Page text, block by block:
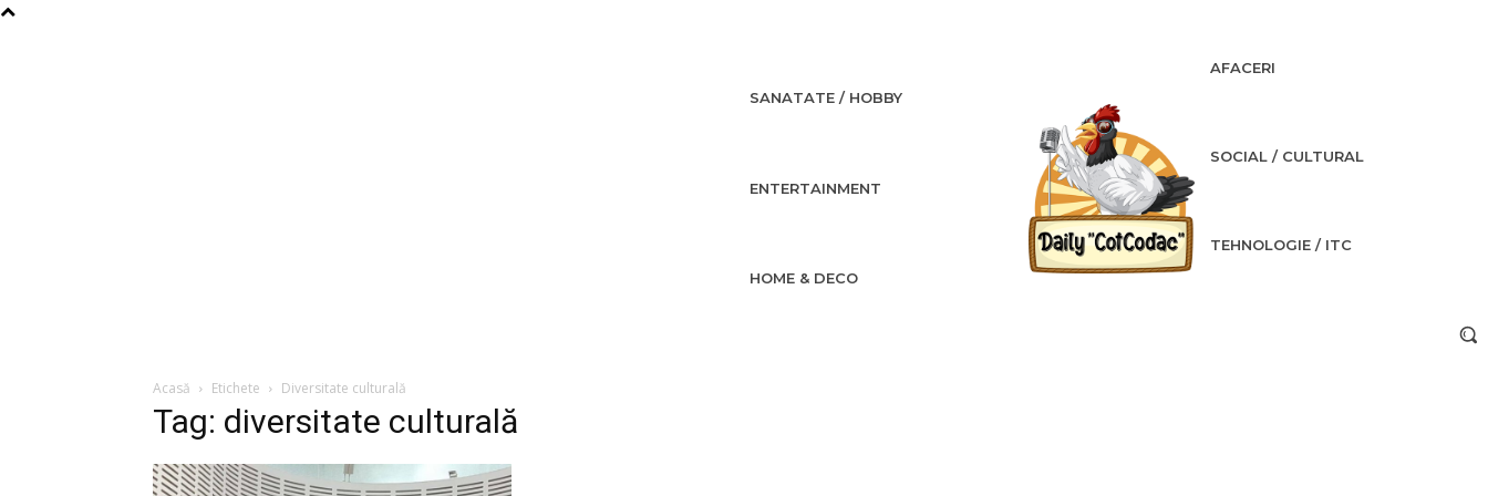
SANATATE / HOBBY
ENTERTAINMENT
HOME & DECO
AFACERI
SOCIAL / CULTURAL
TEHNOLOGIE / ITC
Acasă Etichete Diversitate culturală
Tag: diversitate culturală